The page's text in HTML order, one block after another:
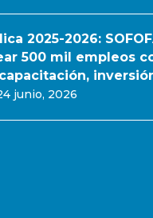
2025-2026:
500 mil empleos
junio, 2026